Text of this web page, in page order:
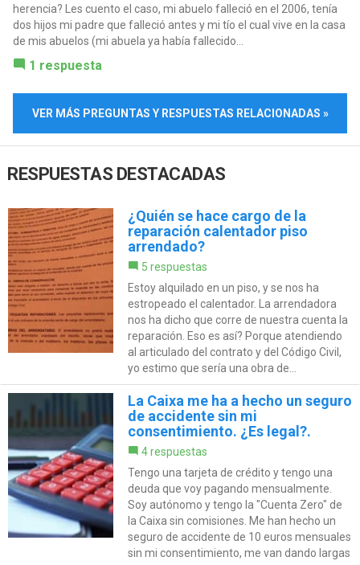
herencia? Les cuento el caso, mi abuelo falleció en el 2006, tenía
dos hijos mi padre que falleció antes y mi tío el cual vive en la casa
de mis abuelos (mi abuela ya había fallecido...
1 respuesta
VER MÁS PREGUNTAS Y RESPUESTAS RELACIONADAS »
RESPUESTAS DESTACADAS
¿Quién se hace cargo de la
reparación calentador piso
arrendado?
5 respuestas
Estoy alquilado en un piso, y se nos ha
estropeado el calentador. La arrendadora
nos ha dicho que corre de nuestra cuenta la
reparación. Eso es así? Porque atendiendo
al articulado del contrato y del Código Civil,
yo estimo que sería una obra de...
La Caixa me ha a hecho un seguro
de accidente sin mi
consentimiento. ¿Es legal?.
4 respuestas
Tengo una tarjeta de crédito y tengo una
deuda que voy pagando mensualmente.
Soy autónomo y tengo la "Cuenta Zero" de
la Caixa sin comisiones. Me han hecho un
seguro de accidente de 10 euros mensuales
sin mi consentimiento, me van dando largas